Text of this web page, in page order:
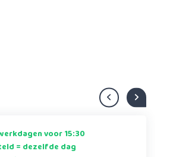
voor 15:30
= dezelfde dag